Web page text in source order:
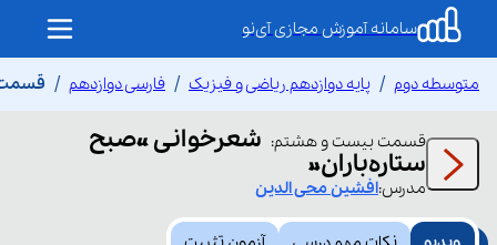
سامانه آموزش مجازی آی‌نو
متوسطه دوم پایه دوازدهم ریاضی و فیزیک فارسی دوازدهم قسمت
قسمت بیست و هشتم: شعرخوانی «صبح
ستاره‌باران»
مدرس:افشینمحی الدین